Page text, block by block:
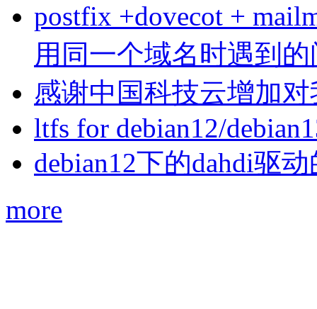
postfix +dovecot +
用同一个域名时遇到
感谢中国科技云增加
ltfs for debian12/
debian12下的dahdi驱动
more